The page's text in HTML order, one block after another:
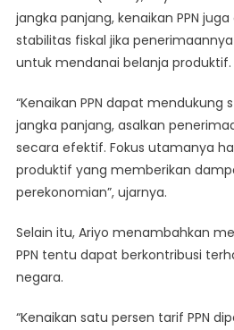
jangka panjang, kenaikan PPN
stabilitas fiskal jika
untuk mendanai belanja produktif.
“Kenaikan PPN dapat mendukung
jangka panjang, asalkan
secara efektif. Fokus utamanya
produktif yang memberikan
perekonomian”, ujarnya.
Selain itu, Ariyo menambahkan
PPN tentu dapat berkontribusi
negara.
“Kenaikan satu persen tarif PPN